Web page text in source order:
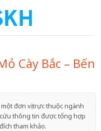
Cày Bắc – Bến
đơn vị trực thuộc ngành
thông tin được tổng hợp
tham khảo.